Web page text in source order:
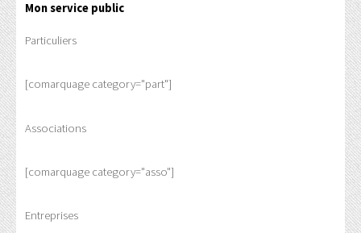
Mon service public
Particuliers
[comarquage category="part"]
Associations
[comarquage category="asso"]
Entreprises